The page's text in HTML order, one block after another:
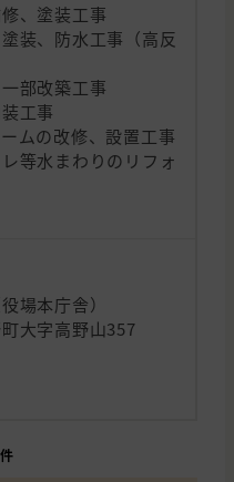
、塗装工事
装、防水工事（高反
部改築工事
工事
ムの改修、設置工事
等水まわりのリフォ
場本庁舎）
大字高野山357